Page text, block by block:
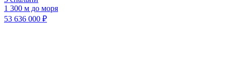
1 300 м до моря
53 636 000 ₽